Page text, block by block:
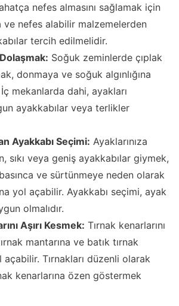
nefes almasını sağlamak için
nefes alabilir malzemelerden
tercih edilmelidir.
Soğuk zeminlerde çıplak
donmaya ve soğuk algınlığına
mekanlarda dahi, ayakları
ayakkabılar veya terlikler
Ayakkabı Seçimi: Ayaklarınıza
sıkı veya geniş ayakkabılar giymek,
ve sürtünmeye neden olarak
yol açabilir. Ayakkabı seçimi, ayak
olmalıdır.
Aşırı Kesmek: Tırnak kenarlarını
mantarına ve batık tırnak
açabilir. Tırnakları düzenli olarak
kenarlarına özen göstermek